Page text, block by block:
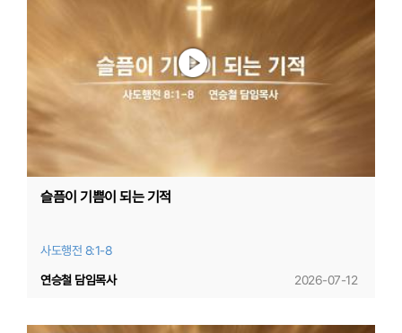
슬픔이 기쁨이 되는 기적
사도행전 8:1-8
2026-07-12
연승철 담임목사